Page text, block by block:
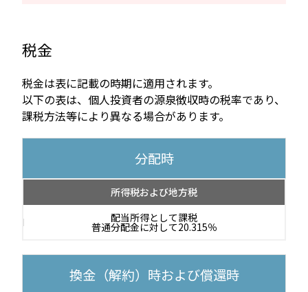
税金
税金は表に記載の時期に適用されます。
以下の表は、個人投資者の源泉徴収時の税率であり、
課税方法等により異なる場合があります。
分配時
所得税および地方税
配当所得として課税
普通分配金に対して20.315％
換金（解約）時および償還時